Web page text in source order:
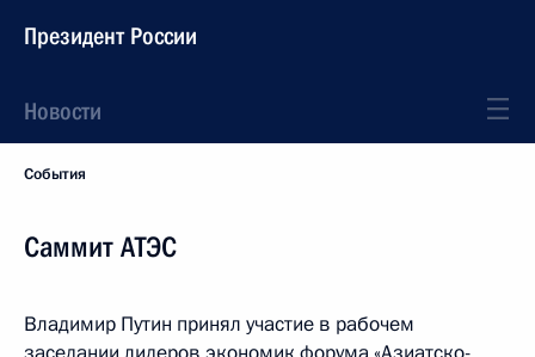
Президент России
Новости
События
Саммит АТЭС
Владимир Путин принял участие в рабочем